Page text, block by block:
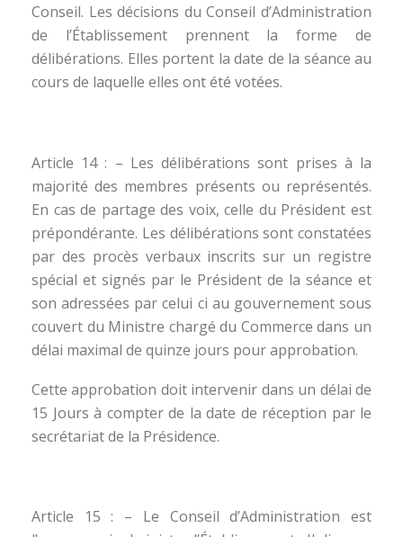
Conseil. Les décisions du Conseil d’Administration
de l’Établissement prennent la forme de
délibérations. Elles portent la date de la séance au
cours de laquelle elles ont été votées.
Article 14 : – Les délibérations sont prises à la
majorité des membres présents ou représentés.
En cas de partage des voix, celle du Président est
prépondérante. Les délibérations sont constatées
par des procès verbaux inscrits sur un registre
spécial et signés par le Président de la séance et
son adressées par celui ci au gouvernement sous
couvert du Ministre chargé du Commerce dans un
délai maximal de quinze jours pour approbation.
Cette approbation doit intervenir dans un délai de
15 Jours à compter de la date de réception par le
secrétariat de la Présidence.
Article 15 : – Le Conseil d’Administration est